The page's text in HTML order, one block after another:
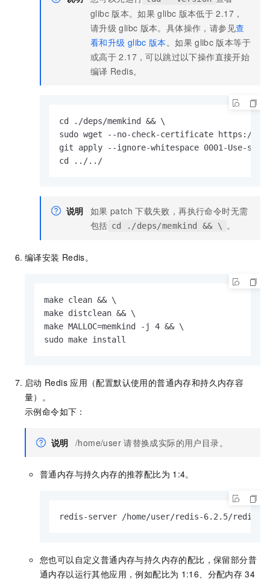
glibc 版本。如果 glibc 版本低于 2.17，
请升级 glibc 版本。具体操作，请参见查
看和升级 glibc 版本 。如果 glibc 版本等于
或高于 2.17，可以跳过以下操作直接开始
编译 Redis。
cd ./deps/memkind && \
sudo wget --no-check-certificate https://
git apply --ignore-whitespace 0001-Use-
cd ../../
说明 如果 patch 下载失败，再执行命令时无需
包括 cd ./deps/memkind && \ 。
编译安装 Redis。
make clean && \
make distclean && \
make MALLOC=memkind -j 4 && \
sudo make install
启动 Redis 应用（配置默认使用的普通内存和持久内存容
量）。
示例命令如下：
说明 /home/user 请替换成实际的用户目录。
普通内存与持久内存的推荐配比为 1:4。
redis-server /home/user/redis-6.2.5/
您也可以自定义普通内存与持久内存的配比，保留部分普
通内存以运行其他应用，例如配比为 1:16、分配内存 34